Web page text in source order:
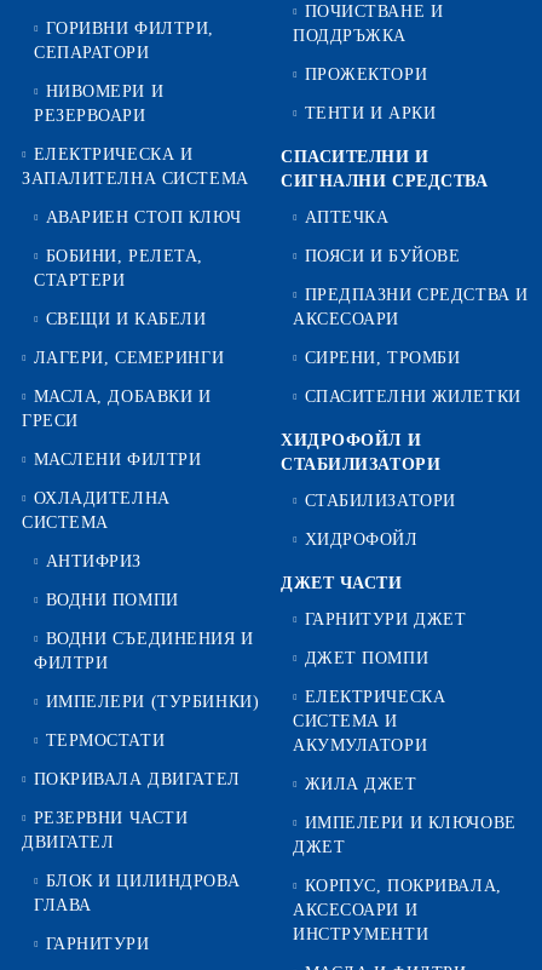
ГОРИВНИ ФИЛТРИ,
СЕПАРАТОРИ
НИВОМЕРИ И
РЕЗЕРВОАРИ
ЕЛЕКТРИЧЕСКА И
ЗАПАЛИТЕЛНА СИСТЕМА
АВАРИЕН СТОП КЛЮЧ
БОБИНИ, РЕЛЕТА,
СТАРТЕРИ
СВЕЩИ И КАБЕЛИ
ЛАГЕРИ, СЕМЕРИНГИ
МАСЛА, ДОБАВКИ И
ГРЕСИ
МАСЛЕНИ ФИЛТРИ
ОХЛАДИТЕЛНА
СИСТЕМА
АНТИФРИЗ
ВОДНИ ПОМПИ
ВОДНИ СЪЕДИНЕНИЯ И
ФИЛТРИ
ИМПЕЛЕРИ (ТУРБИНКИ)
ТЕРМОСТАТИ
ПОКРИВАЛА ДВИГАТЕЛ
РЕЗЕРВНИ ЧАСТИ
ДВИГАТЕЛ
БЛОК И ЦИЛИНДРОВА
ГЛАВА
ГАРНИТУРИ
ПОЧИСТВАНЕ И
ПОДДРЪЖКА
ПРОЖЕКТОРИ
ТЕНТИ И АРКИ
СПАСИТЕЛНИ И
СИГНАЛНИ СРЕДСТВА
АПТЕЧКА
ПОЯСИ И БУЙОВЕ
ПРЕДПАЗНИ СРЕДСТВА И
АКСЕСОАРИ
СИРЕНИ, ТРОМБИ
СПАСИТЕЛНИ ЖИЛЕТКИ
ХИДРОФОЙЛ И
СТАБИЛИЗАТОРИ
СТАБИЛИЗАТОРИ
ХИДРОФОЙЛ
ДЖЕТ ЧАСТИ
ГАРНИТУРИ ДЖЕТ
ДЖЕТ ПОМПИ
ЕЛЕКТРИЧЕСКА
СИСТЕМА И
АКУМУЛАТОРИ
ЖИЛА ДЖЕТ
ИМПЕЛЕРИ И КЛЮЧОВЕ
ДЖЕТ
КОРПУС, ПОКРИВАЛА,
АКСЕСОАРИ И
ИНСТРУМЕНТИ